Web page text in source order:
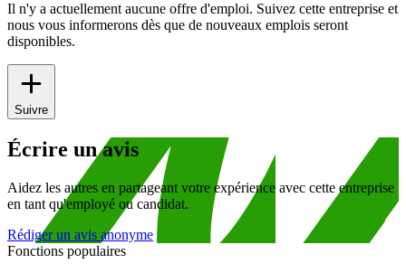
Il n'y a actuellement aucune offre d'emploi. Suivez cette entreprise et
nous vous informerons dès que de nouveaux emplois seront
disponibles.
Suivre
Écrire un avis
Aidez les autres en partageant votre expérience avec cette entreprise
en tant qu'employé ou candidat.
Rédiger un avis anonyme
Fonctions populaires